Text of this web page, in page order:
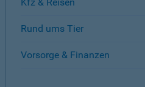
Rund ums Tier
Vorsorge & Finanzen